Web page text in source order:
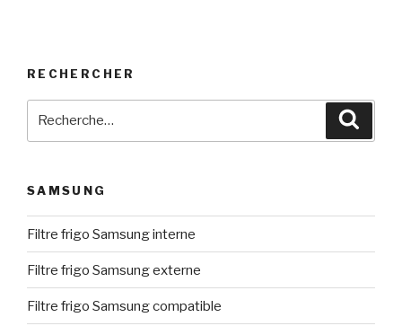
RECHERCHER
SAMSUNG
Filtre frigo Samsung interne
Filtre frigo Samsung externe
Filtre frigo Samsung compatible